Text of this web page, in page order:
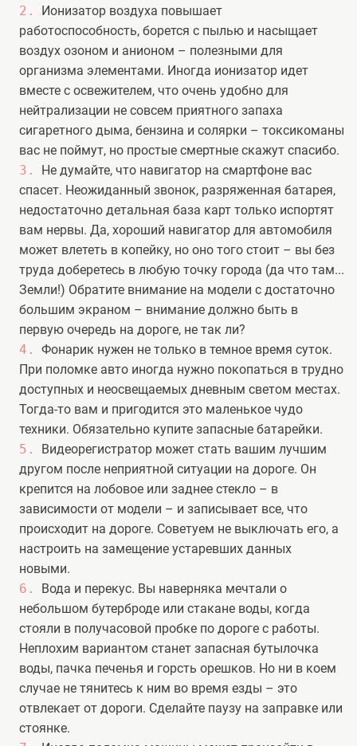
Ионизатор воздуха повышает
работоспособность, борется с пылью и насыщает
воздух озоном и анионом – полезными для
организма элементами. Иногда ионизатор идет
вместе с освежителем, что очень удобно для
нейтрализации не совсем приятного запаха
сигаретного дыма, бензина и солярки – токсикоманы
вас не поймут, но простые смертные скажут спасибо.
Не думайте, что навигатор на смартфоне вас
спасет. Неожиданный звонок, разряженная батарея,
недостаточно детальная база карт только испортят
вам нервы. Да, хороший навигатор для автомобиля
может влететь в копейку, но оно того стоит – вы без
труда доберетесь в любую точку города (да что там...
Земли!) Обратите внимание на модели с достаточно
большим экраном – внимание должно быть в
первую очередь на дороге, не так ли?
Фонарик нужен не только в темное время суток.
При поломке авто иногда нужно покопаться в трудно
доступных и неосвещаемых дневным светом местах.
Тогда-то вам и пригодится это маленькое чудо
техники. Обязательно купите запасные батарейки.
Видеорегистратор может стать вашим лучшим
другом после неприятной ситуации на дороге. Он
крепится на лобовое или заднее стекло – в
зависимости от модели – и записывает все, что
происходит на дороге. Советуем не выключать его, а
настроить на замещение устаревших данных
новыми.
Вода и перекус. Вы наверняка мечтали о
небольшом бутерброде или стакане воды, когда
стояли в получасовой пробке по дороге с работы.
Неплохим вариантом станет запасная бутылочка
воды, пачка печенья и горсть орешков. Но ни в коем
случае не тянитесь к ним во время езды – это
отвлекает от дороги. Сделайте паузу на заправке или
стоянке.